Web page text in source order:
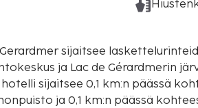
sijaitsee
ja Lac de Gérardmerin
ja 0,1 km:n päässä